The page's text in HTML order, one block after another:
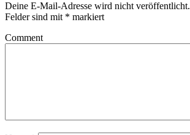
Deine E-Mail-Adresse wird nicht veröffentlicht.
Felder sind mit * markiert
Comment